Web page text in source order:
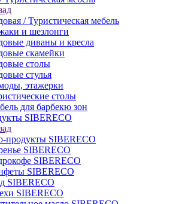
/ Туристическая мебель
и шезлонги
диваны и кресла
скамейки
столы
стулья
этажерки
столы
для барбекю зон
SIBERECO
продукты SIBERECO
SIBERECO
SIBERECO
SIBERECO
SIBERECO
SIBERECO